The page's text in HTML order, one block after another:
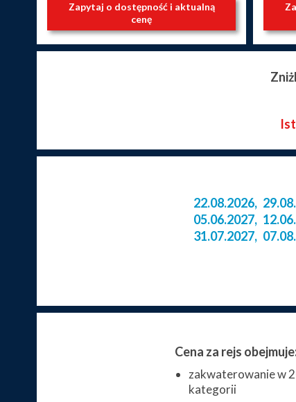
Zapytaj o dostępność i aktualną
cenę
22.08.2026,
05.06.2027,
31.07.2027,
Cena za rejs
zakwaterowanie w
kategorii